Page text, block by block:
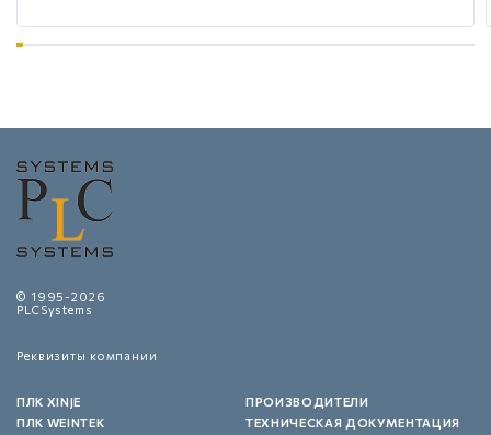
© 1995-2026
PLCSystems
Реквизиты компании
ПЛК XINJE
ПЛК WEINTEK
ПРОИЗВОДИТЕЛИ
ТЕХНИЧЕСКАЯ ДОКУМЕНТАЦИЯ